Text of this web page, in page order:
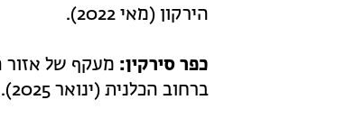
הירקון (מאי 2022).
כפר סירקין: מעקף של אזור
ברחוב הכלנית (ינואר 2025).